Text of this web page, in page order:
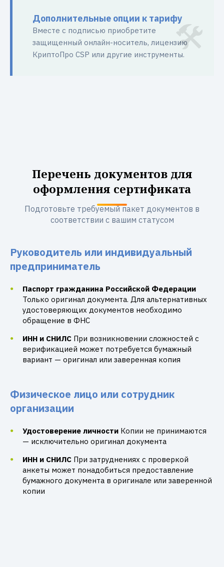
Дополнительные опции к тарифу
Вместе с подписью приобретите
защищенный онлайн-носитель, лицензию
КриптоПро CSP или другие инструменты.
Перечень документов для
оформления сертификата
Подготовьте требуемый пакет документов в
соответствии с вашим статусом
Руководитель или индивидуальный
предприниматель
Паспорт гражданина Российской Федерации
Только оригинал документа. Для альтернативных
удостоверяющих документов необходимо
обращение в ФНС
ИНН и СНИЛС При возникновении сложностей с
верификацией может потребуется бумажный
вариант — оригинал или заверенная копия
Физическое лицо или сотрудник
организации
Удостоверение личности Копии не принимаются
— исключительно оригинал документа
ИНН и СНИЛС При затруднениях с проверкой
анкеты может понадобиться предоставление
бумажного документа в оригинале или заверенной
копии